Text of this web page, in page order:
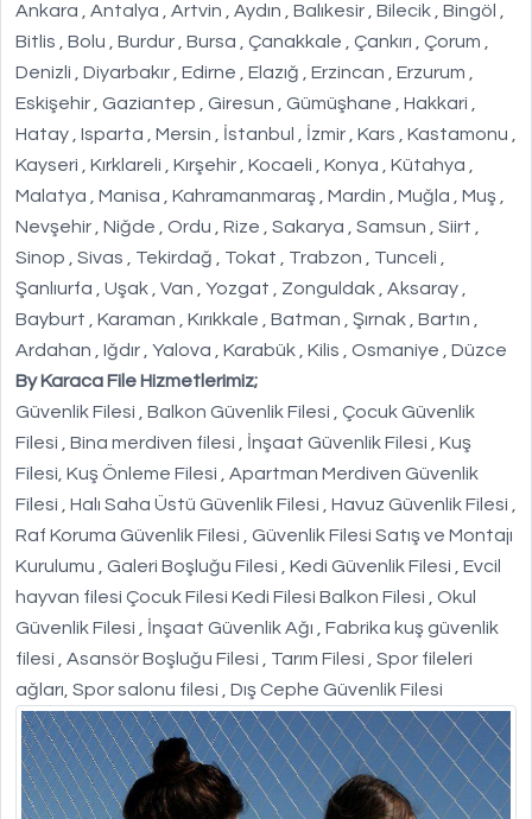
Ankara , Antalya , Artvin , Aydın , Balıkesir , Bilecik , Bingöl ,
Bitlis , Bolu , Burdur , Bursa , Çanakkale , Çankırı , Çorum ,
Denizli , Diyarbakır , Edirne , Elazığ , Erzincan , Erzurum ,
Eskişehir , Gaziantep , Giresun , Gümüşhane , Hakkari ,
Hatay , Isparta , Mersin , İstanbul , İzmir , Kars , Kastamonu ,
Kayseri , Kırklareli , Kırşehir , Kocaeli , Konya , Kütahya ,
Malatya , Manisa , Kahramanmaraş , Mardin , Muğla , Muş ,
Nevşehir , Niğde , Ordu , Rize , Sakarya , Samsun , Siirt ,
Sinop , Sivas , Tekirdağ , Tokat , Trabzon , Tunceli ,
Şanlıurfa , Uşak , Van , Yozgat , Zonguldak , Aksaray ,
Bayburt , Karaman , Kırıkkale , Batman , Şırnak , Bartın ,
Ardahan , Iğdır , Yalova , Karabük , Kilis , Osmaniye , Düzce
By Karaca File Hizmetlerimiz;
Güvenlik Filesi , Balkon Güvenlik Filesi , Çocuk Güvenlik
Filesi , Bina merdiven filesi , İnşaat Güvenlik Filesi , Kuş
Filesi, Kuş Önleme Filesi , Apartman Merdiven Güvenlik
Filesi , Halı Saha Üstü Güvenlik Filesi , Havuz Güvenlik Filesi ,
Raf Koruma Güvenlik Filesi , Güvenlik Filesi Satış ve Montajı
Kurulumu , Galeri Boşluğu Filesi , Kedi Güvenlik Filesi , Evcil
hayvan filesi Çocuk Filesi Kedi Filesi Balkon Filesi , Okul
Güvenlik Filesi , İnşaat Güvenlik Ağı , Fabrika kuş güvenlik
filesi , Asansör Boşluğu Filesi , Tarım Filesi , Spor fileleri
ağları, Spor salonu filesi , Dış Cephe Güvenlik Filesi